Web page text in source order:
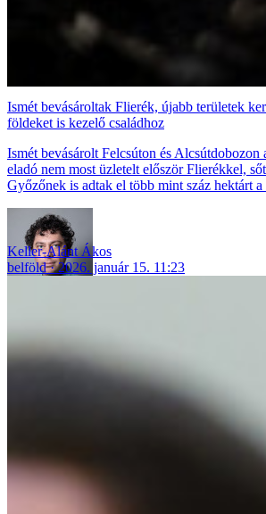
Ismét bevásároltak Flierék, újabb területek
földeket is kezelő családhoz
Ismét bevásárolt Felcsúton és Alcsútdobozon
eladó nem most üzletelt először Flierékkel,
Győzőnek is adtak el több mint száz hektárt
Keller-Alánt Ákos
belföld
2026. január 15. 11:23